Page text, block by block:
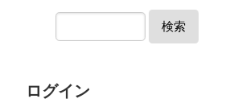
検索
ログイン